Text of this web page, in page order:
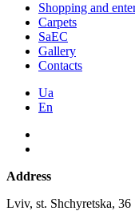
Shopping and
Carpets
SaEC
Gallery
Contacts
Ua
En
Address
Lviv, st. Shchyretska, 36